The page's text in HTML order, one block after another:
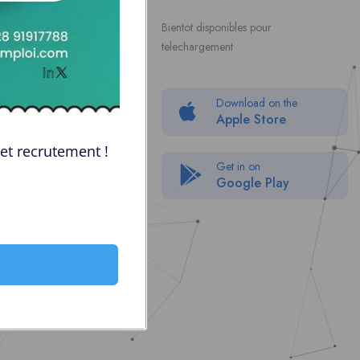
About Us
Politique de confidentialité
Packages
Bientot disponibles pour
telechargement
Download on the
Apple Store
Get in on
Google Play
recrutement !